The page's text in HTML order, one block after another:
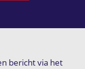
bericht via het